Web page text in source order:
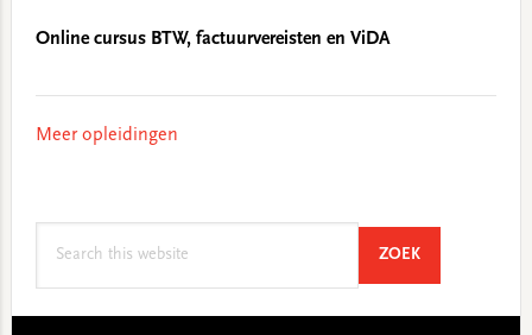
Online cursus BTW, factuurvereisten en ViDA
Meer opleidingen
ZOEKSEARCH